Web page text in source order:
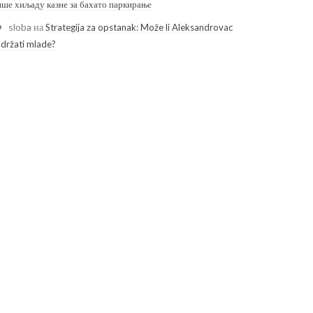
хиљаду казне за бахато паркирање
sloba наStrategija za opstanak: Može li Aleksandrovac
mlade?